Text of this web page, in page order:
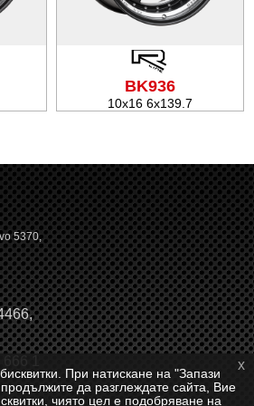
BK936
10x16 6x139.7
5370,
,
При натискане на "Запази
да разглеждате сайта, Вие
чиято цел е подобряване на
x